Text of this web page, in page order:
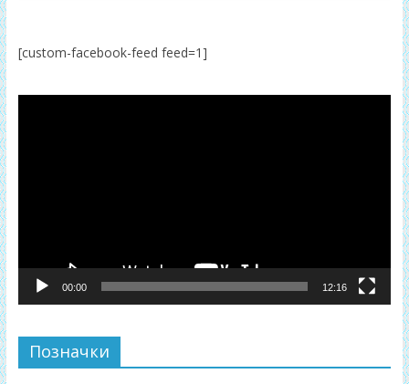
[custom-facebook-feed feed=1]
00:00 12:16
Позначки